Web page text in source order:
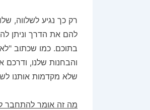
רק כך נגיע לשלווה,
להם את הדרך וניתן
בתוכם. כמו שכתוב
והבחנות שלנו, ודרכם
שלא מקדמות אותנו
מה זה אומר להתחבר